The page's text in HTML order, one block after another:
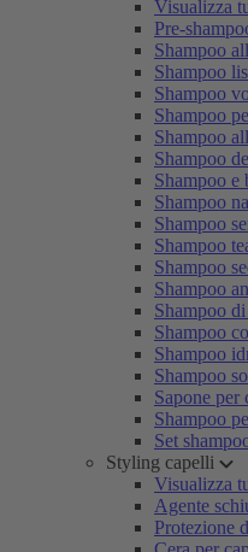
Visualizza
Pre-
Shampoo
Shampoo
Shampoo
Shampoo
Shampoo
Shampoo
Shampoo e
Shampoo
Shampoo
Shampoo
Shampoo
Shampoo
Shampoo
Shampoo
Shampoo
Shampoo
Sapone per
Shampoo
Set
Styling capelli
Visualizza
Agente
Protezione